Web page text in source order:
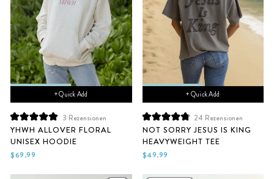
+ Quick Add
Mit
5.0
von
5
Sternen
3 Rezensionen
YHWH ALLOVER FLORAL
UNISEX HOODIE
$69.99
+ Quick Add
Mit
4.9
von
5
Sternen
24 Rezensionen
NOT SORRY JESUS IS KING
HEAVYWEIGHT TEE
$49.99